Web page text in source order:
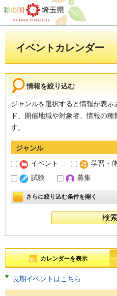
彩の国 埼玉県
イベントカレンダー
情報を絞り込む
ジャンルを選択すると情報が表
ド、開催地域や対象者、情報の
す。
ジャンル
イベント
学習・
試験
募集
詳細設定を開く
さらに絞り込む条件を開く
カレンダーを表示
長期イベントはこちら